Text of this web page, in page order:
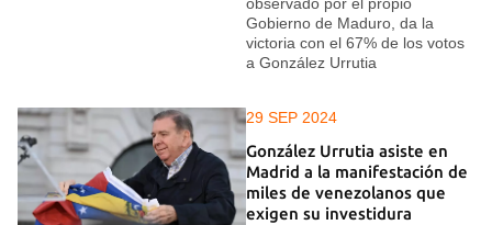
Gobierno de Maduro, da la
victoria con el 67% de los votos
a González Urrutia
29 SEP 2024
González Urrutia asiste en
Madrid a la manifestación de
miles de venezolanos que
exigen su investidura